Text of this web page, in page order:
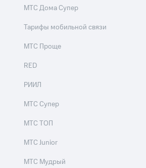
МТС Дома Супер
Тарифы мобильной связи
МТС Проще
RED
РИИЛ
МТС Супер
МТС ТОП
МТС Junior
МТС Мудрый